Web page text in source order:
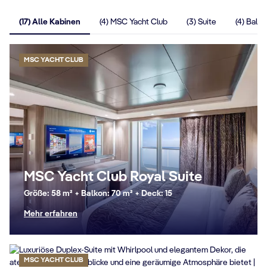
(17) Alle Kabinen (4) MSC Yacht Club (3) Suite (4)
MSC YACHT CLUB
MSC Yacht Club Royal Suite
Größe: 58 m² + Balkon: 70 m² + Deck: 15
Mehr erfahren
MSC YACHT CLUB